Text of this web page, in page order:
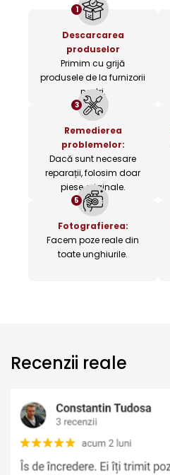
1
Descarcarea
produselor
Primim cu grijă
produsele de la furnizorii
noștri.
3
Remedierea
problemelor:
Dacă sunt necesare
reparații, folosim doar
piese originale.
5
Fotografierea:
Facem poze reale din
toate unghiurile.
Recenzii reale